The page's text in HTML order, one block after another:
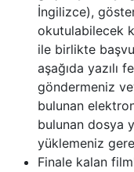
İngilizce),
okutulabilecek
ile birlikte
aşağıda yazılı
göndermeniz
bulunan
bulunan dosya
yüklemeniz
Finale kalan